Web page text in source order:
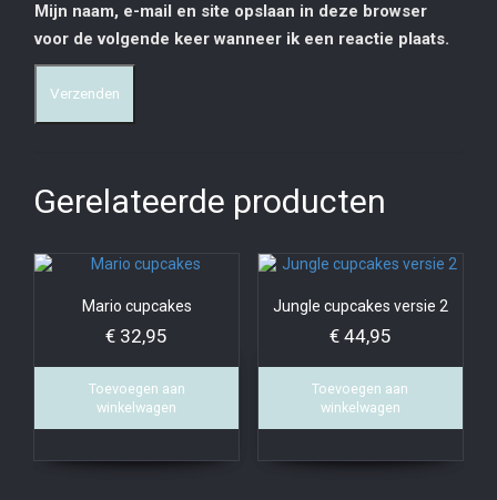
Mijn naam, e-mail en site opslaan in deze browser
voor de volgende keer wanneer ik een reactie plaats.
Gerelateerde producten
Mario cupcakes
€ 32,95
Toevoegen aan
winkelwagen
Jungle cupcakes versie 2
€44,95
Toevoegen aan
winkelwagen